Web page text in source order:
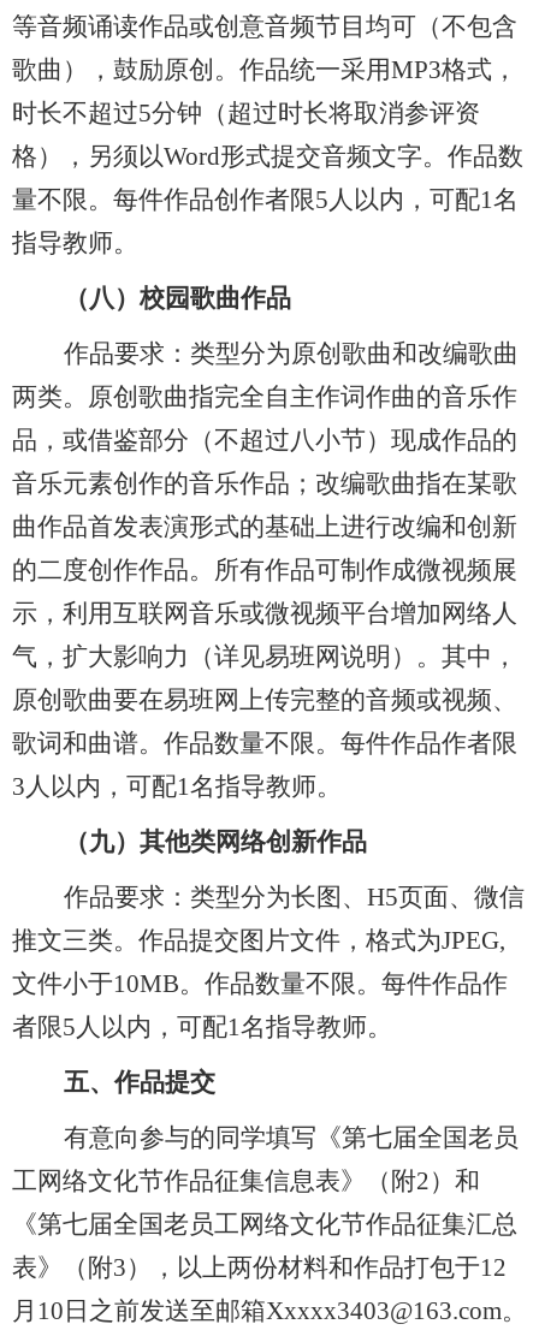
等音频诵读作品或创意音频节目均可 （不包含
歌曲 ）， 鼓励原创。作品统一采用MP3格式，
时长不超过5分钟 （超过时长将取消参评资
格）， 另须以Word形式提交音频文字。作品数
量不限。每件作品创作者限5人以内，可配1名
指导教师。
（八）校园歌曲作品
作品要求：类型分为原创歌曲和改编歌曲
两类。原创歌曲指完全自主作词作曲的音乐作
品，或借鉴部分 （不超过八小节） 现成作品的
音乐元素创作的音乐作品；改编歌曲指在某歌
曲作品首发表演形式的基础上进行改编和创新
的二度创作作品。所有作品可制作成微视频展
示，利用互联网音乐或微视频平台增加网络人
气，扩大影响力
（详见易班网说明 ） 。其中，
原创歌曲要在易班网上传完整的音频或视频、
歌词和曲谱。作品数量不限。每件作品作者限
3人以内，可配1名指导教师。
（九） 其他类网络创新作品
作品要求：类型分为长图、 H5页面、微信
推文三类。作品提交图片文件，格式为JPEG,
文件小于10MB。作品数量不限。每件作品作
者限5人以内，可配1名指导教师。
五、作品提交
有意向参与的同学填写《第七届全国老员
工网络文化节作品征集信息表》
（ 附2） 和
《第七届全国老员工网络文化节作品征集汇总
表》
（ 附3），以上两份材料和作品打包于12
月10日之前发送至邮箱Xxxxx3403@163.com。